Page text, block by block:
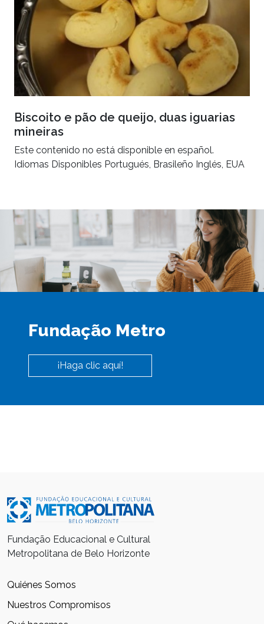
Biscoito e pão de queijo, duas iguarias
mineiras
Este contenido no está disponible en español.
Idiomas Disponibles Portugués, Brasileño Inglés, EUA
Fundação Metro
¡Haga clic aquí!
Fundação Educacional e Cultural
Metropolitana de Belo Horizonte
Quiénes Somos
Nuestros Compromisos